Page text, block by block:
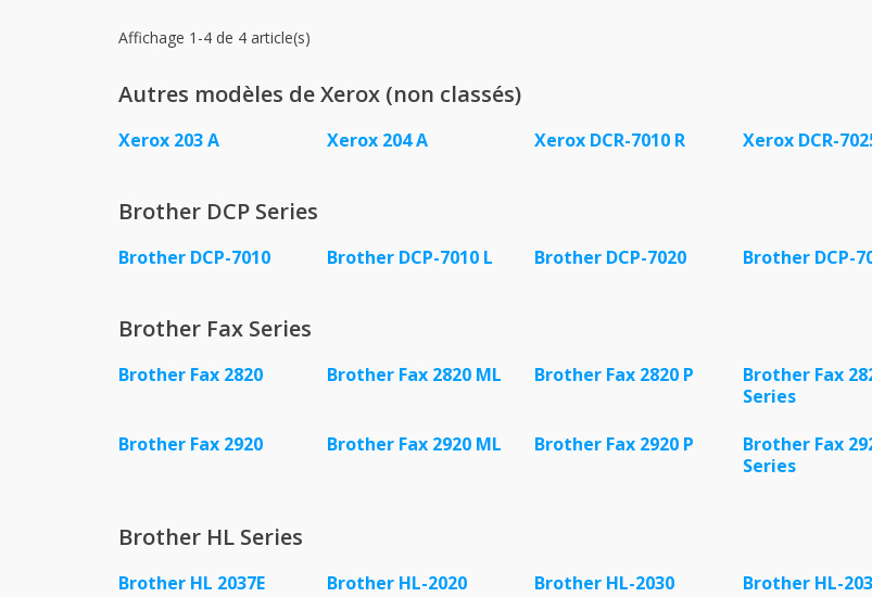
Affichage 1-4 de 4 article(s)
Autres modèles de Xerox (non classés)
Xerox 203 A Xerox 204 A Xerox DCR-7010 R Xerox DCR-
Brother DCP Series
Brother DCP-7010 Brother DCP-7010 L Brother DCP-7020 Brother DCP-
Brother Fax Series
Brother Fax 2820 Brother Fax 2820 ML Brother Fax 2820 P
Brother Fax
Series
Brother Fax 2920 Brother Fax 2920 ML Brother Fax 2920 P
Brother Fax
Series
Brother HL Series
Brother HL 2037E Brother HL-2020 Brother HL-2030 Brother HL-